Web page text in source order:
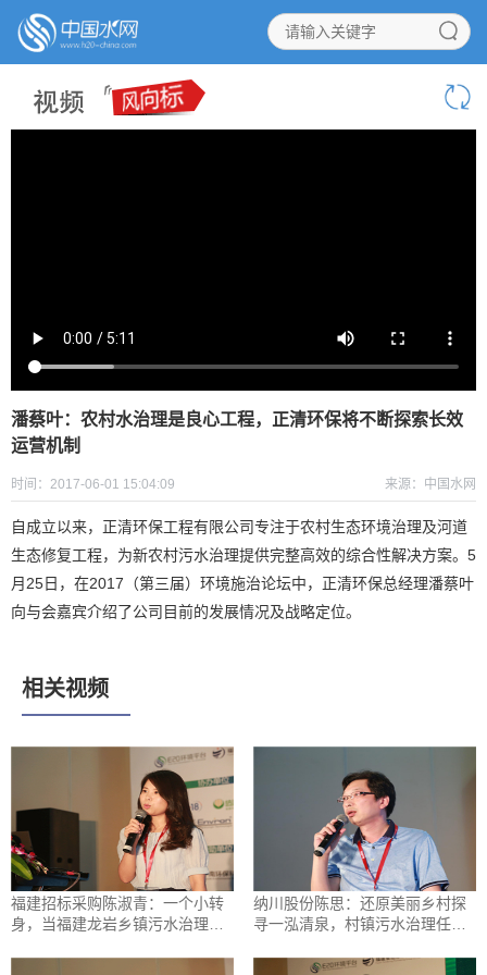
潘蔡叶：农村水治理是良心工程，正清环保将不断探索长效
运营机制
时间：2017-06-01 15:04:09 来源：中国水网
自成立以来，正清环保工程有限公司专注于农村生态环境治理及河道
生态修复工程，为新农村污水治理提供完整高效的综合性解决方案。5
月25日，在2017（第三届）环境施治论坛中，正清环保总经理潘蔡叶
向与会嘉宾介绍了公司目前的发展情况及战略定位。
相关视频
福建招标采购陈淑青：一个小转
身，当福建龙岩乡镇污水治理遇
纳川股份陈思：还原美丽乡村探
寻一泓清泉，村镇污水治理任重